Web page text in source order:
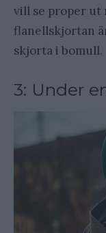
vill se proper ut
flanellskjortan
skjorta i bomull.
3: Under